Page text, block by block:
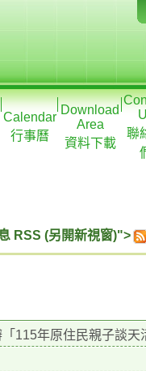
Calendar
行事曆
Download
Area
資料下載
聯
RSS (另開新視窗)">
115年原住民親子談天